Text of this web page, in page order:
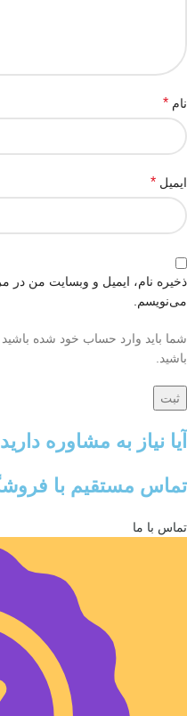
نام *
ایمیل *
ذخیره نام، ایمیل و وبسایت من در
می‌نویسم.
شما باید وارد حساب خود شده
باشید.
آیا نیاز به مشاوره
تماس مستقیم با
تماس با ما